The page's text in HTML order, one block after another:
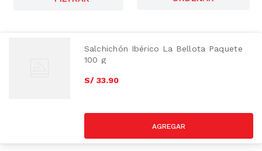
Salchichón Ibérico La Bellota Paquete
100 g
S/ 33.90